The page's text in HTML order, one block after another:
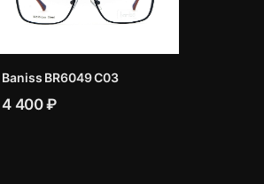
Baniss BR6049 C03
4 400 ₽